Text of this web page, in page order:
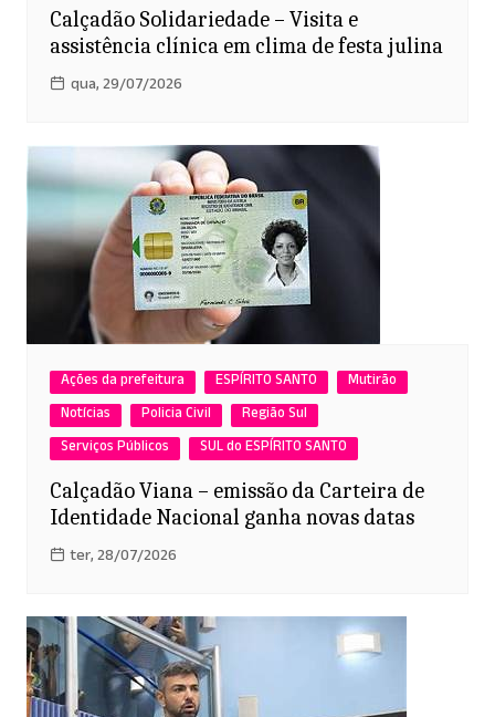
Calçadão Solidariedade – Visita e
assistência clínica em clima de festa julina
qua, 29/07/2026
Ações da prefeitura ESPÍRITO SANTO
Mutirão
Notícias
Policia Civil
Região Sul
Serviços Públicos
SUL do ESPÍRITO SANTO
Calçadão Viana – emissão da Carteira de
Identidade Nacional ganha novas datas
ter, 28/07/2026